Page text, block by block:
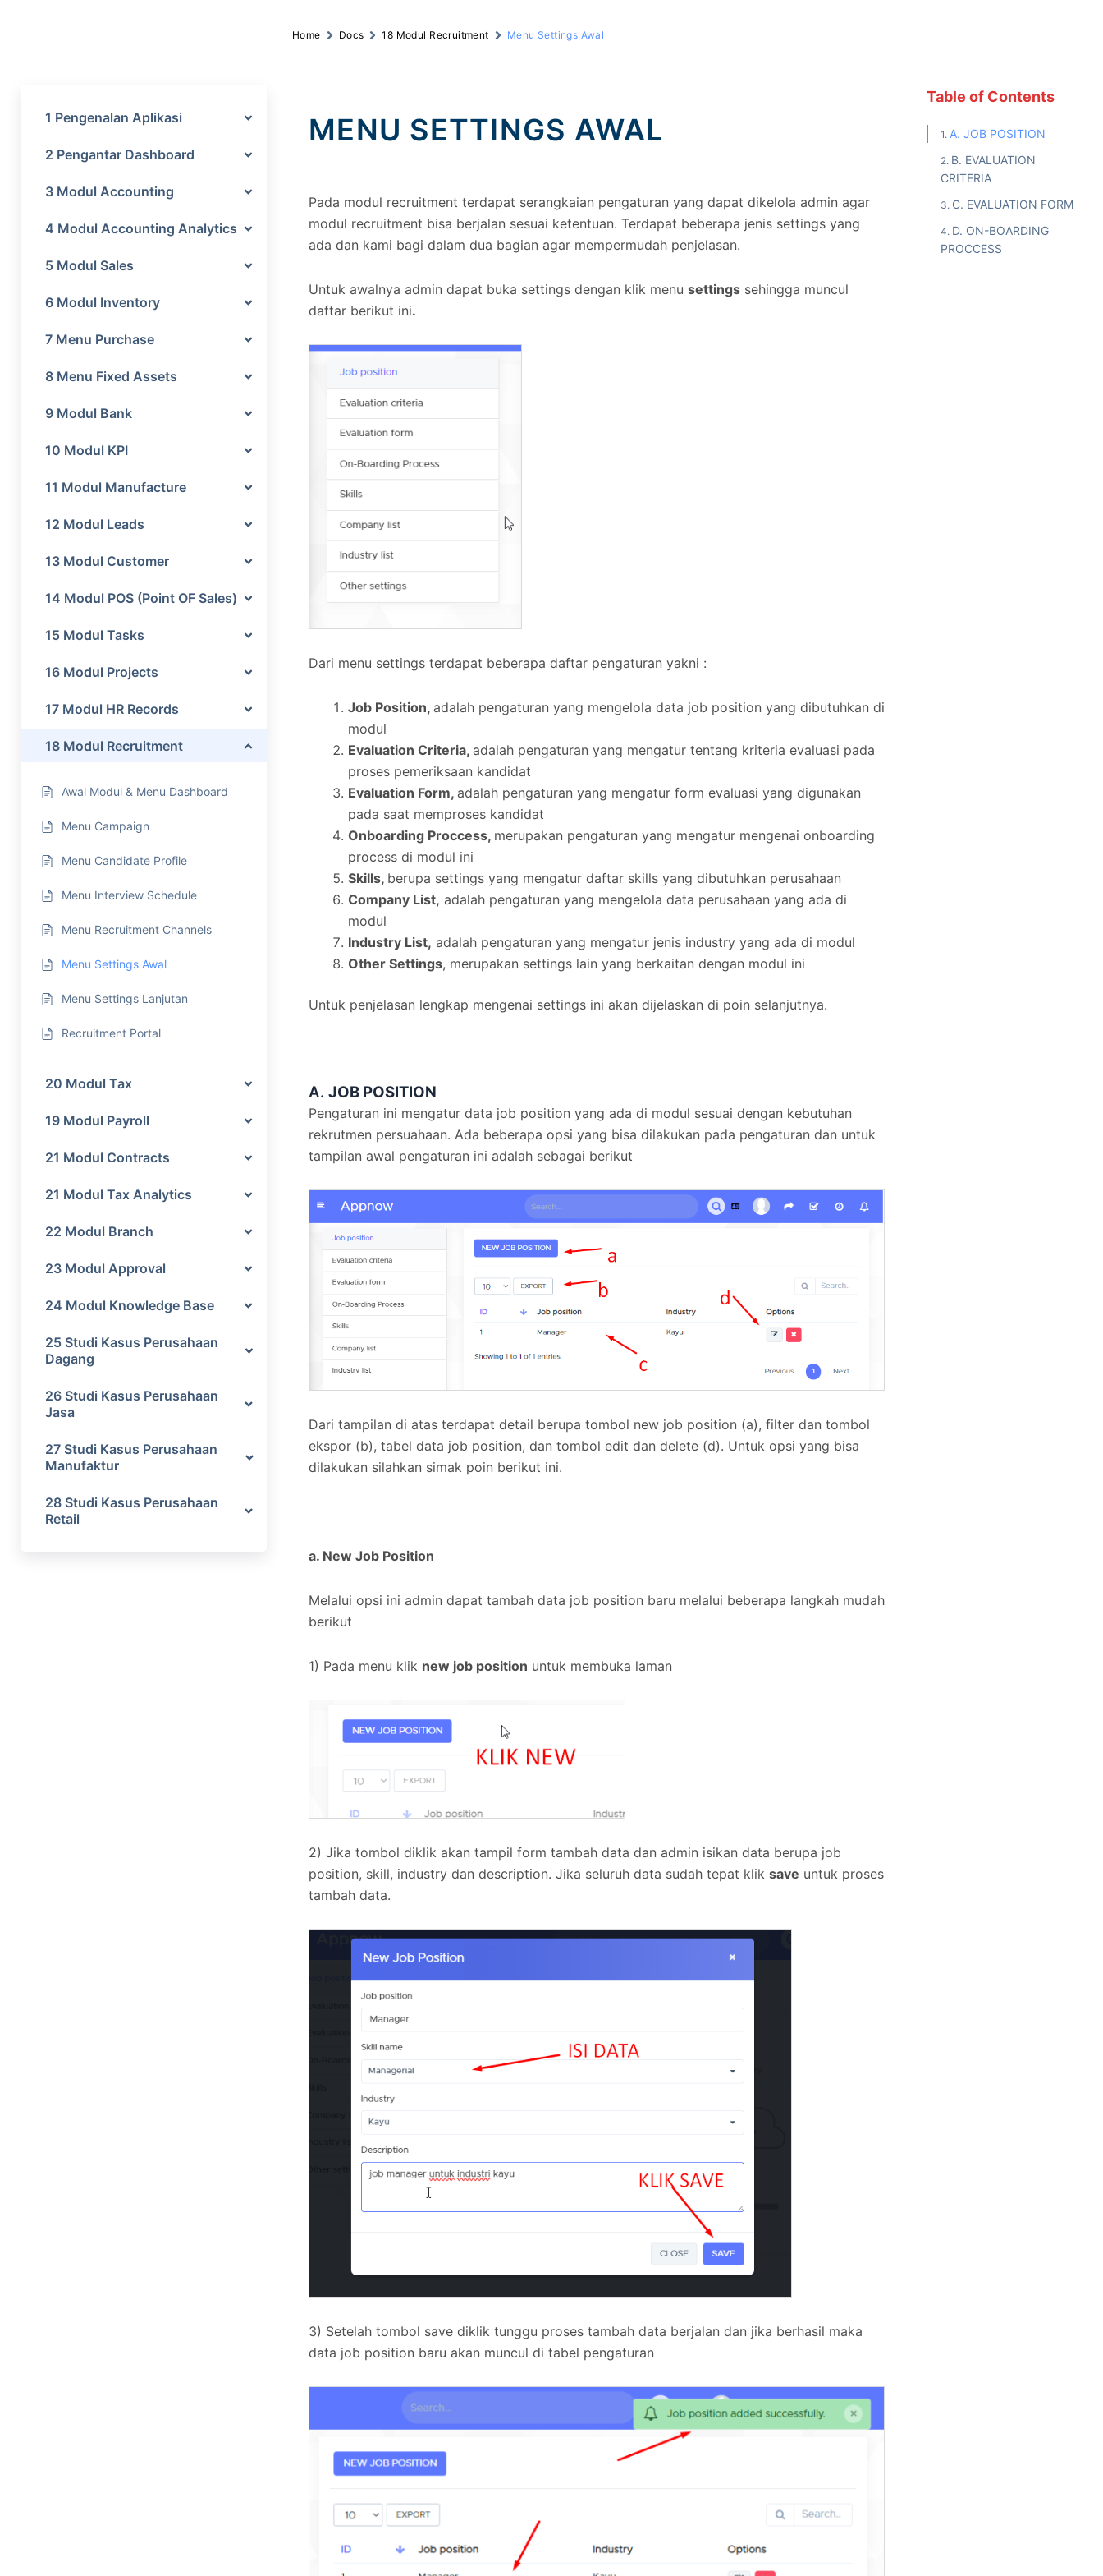
1 Pengenalan Aplikasi
2 Pengantar Dashboard
3 Modul Accounting
4 Modul Accounting Analytics
5 Modul Sales
6 Modul Inventory
7 Menu Purchase
8 Menu Fixed Assets
9 Modul Bank
10 Modul KPI
11 Modul Manufacture
12 Modul Leads
13 Modul Customer
14 Modul POS (Point OF Sales)
15 Modul Tasks
16 Modul Projects
17 Modul HR Records
18 Modul Recruitment
Awal Modul & Menu Dashboard
Menu Campaign
Menu Candidate Profile
Menu Interview Schedule
Menu Recruitment Channels
Menu Settings Awal
Menu Settings Lanjutan
Recruitment Portal
20 Modul Tax
19 Modul Payroll
21 Modul Contracts
21 Modul Tax Analytics
22 Modul Branch
23 Modul Approval
24 Modul Knowledge Base
25 Studi Kasus Perusahaan
Dagang
26 Studi Kasus Perusahaan
Jasa
27 Studi Kasus Perusahaan
Manufaktur
28 Studi Kasus Perusahaan
Retail
Home Docs 18 Modul Recruitment Menu Settings Awal
MENU SETTINGS AWAL
Pada modul recruitment terdapat serangkaian pengaturan yang dapat dikelola admin agar
modul recruitment bisa berjalan sesuai ketentuan. Terdapat beberapa jenis settings yang
ada dan kami bagi dalam dua bagian agar mempermudah penjelasan.
Untuk awalnya admin dapat buka settings dengan klik menu settingssehingga muncul
daftar berikut ini.
Dari menu settings terdapat beberapa daftar pengaturan yakni :
Job Position, adalah pengaturan yang mengelola data job position yang dibutuhkan di
modul
Evaluation Criteria, adalah pengaturan yang mengatur tentang kriteria evaluasi pada
proses pemeriksaan kandidat
Evaluation Form, adalah pengaturan yang mengatur form evaluasi yang digunakan
pada saat memproses kandidat
Onboarding Proccess, merupakan pengaturan yang mengatur mengenai onboarding
process di modul ini
Skills, berupa settings yang mengatur daftar skills yang dibutuhkan perusahaan
Company List, adalah pengaturan yang mengelola data perusahaan yang ada di
modul
Industry List, adalah pengaturan yang mengatur jenis industry yang ada di modul
Other Settings, merupakan settings lain yang berkaitan dengan modul ini
Untuk penjelasan lengkap mengenai settings ini akan dijelaskan di poin selanjutnya.
A. JOB POSITION
Pengaturan ini mengatur data job position yang ada di modul sesuai dengan kebutuhan
rekrutmen persuahaan. Ada beberapa opsi yang bisa dilakukan pada pengaturan dan untuk
tampilan awal pengaturan ini adalah sebagai berikut
Dari tampilan di atas terdapat detail berupa tombol new job position (a), filter dan tombol
ekspor (b), tabel data job position, dan tombol edit dan delete (d). Untuk opsi yang bisa
dilakukan silahkan simak poin berikut ini.
a. New Job Position
Melalui opsi ini admin dapat tambah data job position baru melalui beberapa langkah mudah
berikut
1) Pada menu klik new job position untuk membuka laman
2) Jika tombol diklik akan tampil form tambah data dan admin isikan data berupa job
position, skill, industry dan description. Jika seluruh data sudah tepat klik save untuk proses
tambah data.
3) Setelah tombol save diklik tunggu proses tambah data berjalan dan jika berhasil maka
data job position baru akan muncul di tabel pengaturan
Table of Contents
A. JOB POSITION
B. EVALUATION
CRITERIA
C. EVALUATION FORM
D. ON-BOARDING
PROCCESS